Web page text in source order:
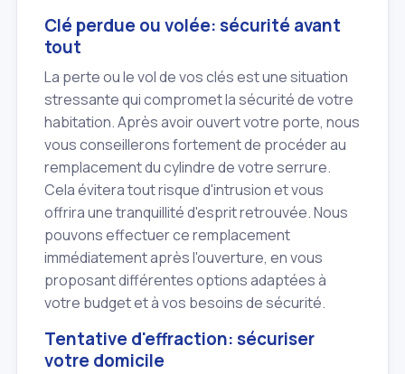
Clé perdue ou volée: sécurité avant
tout
La perte ou le vol de vos clés est une situation
stressante qui compromet la sécurité de votre
habitation. Après avoir ouvert votre porte, nous
vous conseillerons fortement de procéder au
remplacement du cylindre de votre serrure.
Cela évitera tout risque d'intrusion et vous
offrira une tranquillité d'esprit retrouvée. Nous
pouvons effectuer ce remplacement
immédiatement après l'ouverture, en vous
proposant différentes options adaptées à
votre budget et à vos besoins de sécurité.
Tentative d'effraction: sécuriser
votre domicile